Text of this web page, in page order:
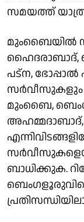
സമയത്ത്
മുംബൈയിൽ
ഹൈദരാബാദ്,
പട്ന, ഭോപ്പാൽ
സർവീസുകളും
മുംബൈ,
ബാധിക്കുക.